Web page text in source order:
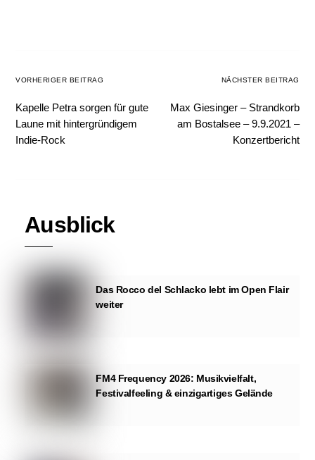
VORHERIGER BEITRAG
Kapelle Petra sorgen für gute
Laune mit hintergründigem
Indie-Rock
NÄCHSTER BEITRAG
Max Giesinger – Strandkorb
am Bostalsee – 9.9.2021 –
Konzertbericht
Ausblick
Das Rocco del Schlacko lebt im Open Flair
weiter
FM4 Frequency 2026: Musikvielfalt,
Festivalfeeling & einzigartiges Gelände